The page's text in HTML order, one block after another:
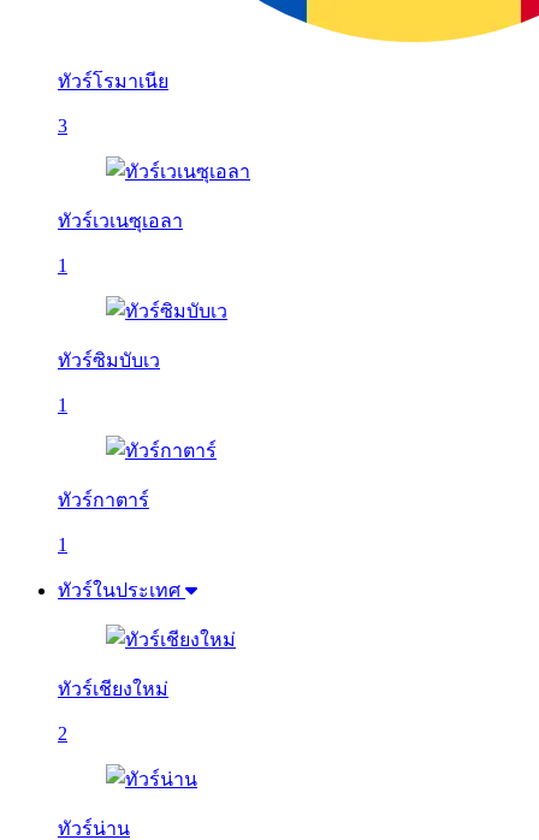
ทัวร์โรมาเนีย
3
ทัวร์เวเนซุเอลา
1
ทัวร์ซิมบับเว
1
ทัวร์กาตาร์
1
ทัวร์ในประเทศ
ทัวร์เชียงใหม่
2
ทัวร์น่าน